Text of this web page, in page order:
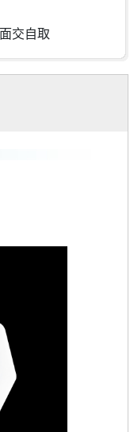
交自取